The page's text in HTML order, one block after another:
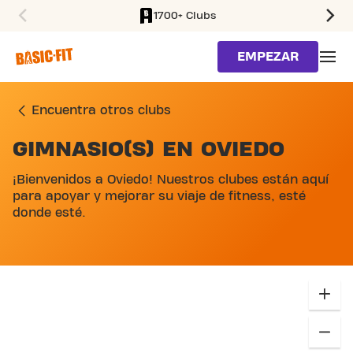
1700+ Clubs
EMPEZAR
Encuentra otros clubs
SKIP MAP LIST
GIMNASIO(S) EN OVIEDO
¡Bienvenidos a Oviedo! Nuestros clubes están aquí
para apoyar y mejorar su viaje de fitness, esté
donde esté.